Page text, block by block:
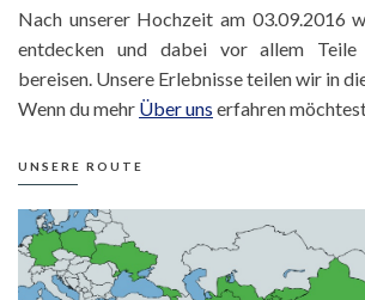
Nach unserer Hochzeit am 03.09.2016
entdecken und dabei vor allem Teile
bereisen. Unsere Erlebnisse teilen wir in
Wenn du mehr Über uns erfahren
UNSERE ROUTE